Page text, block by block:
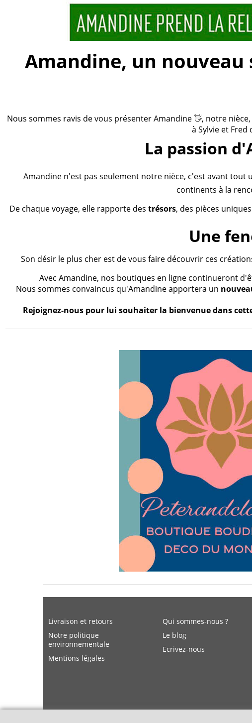
Amandine, un
Nous sommes ravis de vous présenter Amandine 👋, notre
à Sylvie et
La passion
Amandine n'est pas seulement notre nièce, c'est avant tout
continents à la
De chaque voyage, elle rapporte des trésors, des pièces
Une
Son désir le plus cher est de vous faire découvrir ces
Avec Amandine, nos boutiques en ligne continueront
Nous sommes convaincus qu'Amandine apportera un
Rejoignez-nous pour lui souhaiter la bienvenue dans
Livraison et retours
Notre politique
environnementale
Mentions légales
Qui sommes-nous ?
Le blog
Ecrivez-nous